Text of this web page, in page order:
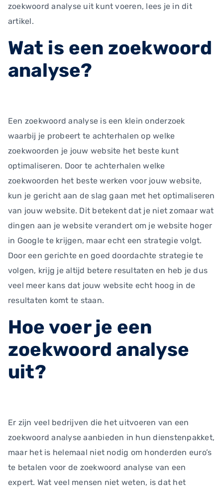
zoekwoord analyse uit kunt voeren, lees je in dit
artikel.
Wat is een zoekwoord
analyse?
Een zoekwoord analyse is een klein onderzoek
waarbij je probeert te achterhalen op welke
zoekwoorden je jouw website het beste kunt
optimaliseren. Door te achterhalen welke
zoekwoorden het beste werken voor jouw website,
kun je gericht aan de slag gaan met het optimaliseren
van jouw website. Dit betekent dat je niet zomaar wat
dingen aan je website verandert om je website hoger
in Google te krijgen, maar echt een strategie volgt.
Door een gerichte en goed doordachte strategie te
volgen, krijg je altijd betere resultaten en heb je dus
veel meer kans dat jouw website echt hoog in de
resultaten komt te staan.
Hoe voer je een
zoekwoord analyse
uit?
Er zijn veel bedrijven die het uitvoeren van een
zoekwoord analyse aanbieden in hun dienstenpakket,
maar het is helemaal niet nodig om honderden euro’s
te betalen voor de zoekwoord analyse van een
expert. Wat veel mensen niet weten, is dat het